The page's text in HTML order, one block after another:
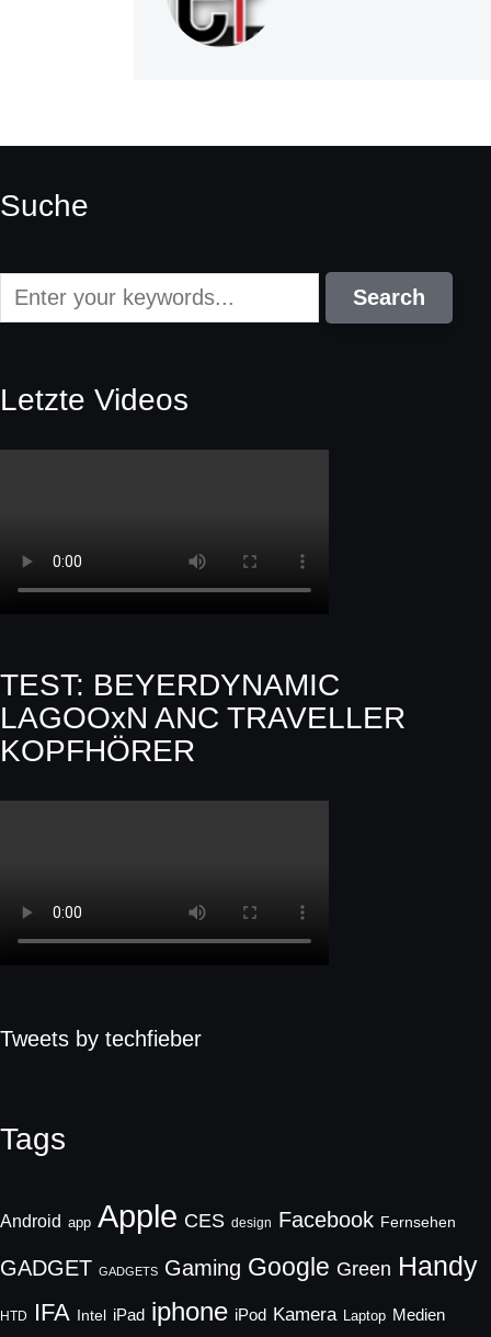
Suche
Letzte Videos
TEST: BEYERDYNAMIC
LAGOOxN ANC TRAVELLER
KOPFHÖRER
Tweets by techfieber
Tags
Android app Apple CES design Facebook Fernsehen
GADGET GADGETS Gaming Google Green Handy
HTD IFA Intel iPad iphone iPod Kamera Laptop Medien